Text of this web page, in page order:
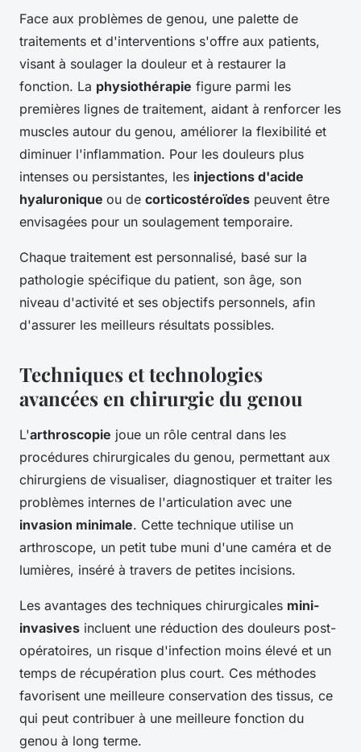
Face aux problèmes de genou, une palette de
traitements et d'interventions s'offre aux patients,
visant à soulager la douleur et à restaurer la
fonction. La physiothérapie figure parmi les
premières lignes de traitement, aidant à renforcer les
muscles autour du genou, améliorer la flexibilité et
diminuer l'inflammation. Pour les douleurs plus
intenses ou persistantes, les injections d'acide
hyaluronique ou de corticostéroïdes peuvent être
envisagées pour un soulagement temporaire.
Chaque traitement est personnalisé, basé sur la
pathologie spécifique du patient, son âge, son
niveau d'activité et ses objectifs personnels, afin
d'assurer les meilleurs résultats possibles.
Techniques et technologies
avancées en chirurgie du genou
L'arthroscopie joue un rôle central dans les
procédures chirurgicales du genou, permettant aux
chirurgiens de visualiser, diagnostiquer et traiter les
problèmes internes de l'articulation avec une
invasion minimale. Cette technique utilise un
arthroscope, un petit tube muni d'une caméra et de
lumières, inséré à travers de petites incisions.
Les avantages des techniques chirurgicales mini-
invasives incluent une réduction des douleurs post-
opératoires, un risque d'infection moins élevé et un
temps de récupération plus court. Ces méthodes
favorisent une meilleure conservation des tissus, ce
qui peut contribuer à une meilleure fonction du
genou à long terme.